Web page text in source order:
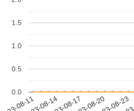
0.0
0.5
1.0
1.5